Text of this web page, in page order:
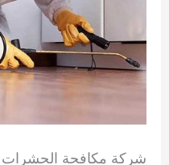
شركة مكافحة